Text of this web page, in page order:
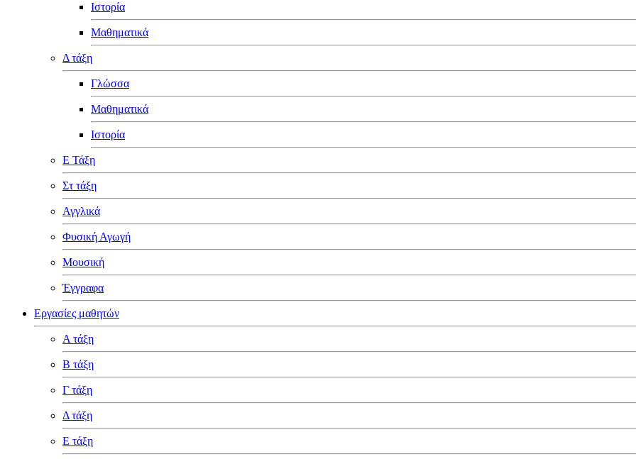
Ιστορία
Μαθηματικά
Δ τάξη
Γλώσσα
Μαθηματικά
Ιστορία
Ε Τάξη
Στ τάξη
Αγγλικά
Φυσική Αγωγή
Μουσική
Έγγραφα
Εργασίες μαθητών
Α τάξη
Β τάξη
Γ τάξη
Δ τάξη
Ε τάξη